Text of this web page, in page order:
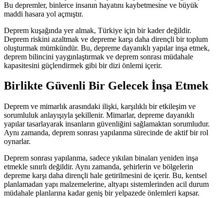
Bu depremler, binlerce insanın hayatını kaybetmesine ve büyük
maddi hasara yol açmıştır.
Deprem kuşağında yer almak, Türkiye için bir kader değildir.
Deprem riskini azaltmak ve depreme karşı daha dirençli bir toplum
oluşturmak mümkündür. Bu, depreme dayanıklı yapılar inşa etmek,
deprem bilincini yaygınlaştırmak ve deprem sonrası müdahale
kapasitesini güçlendirmek gibi bir dizi önlemi içerir.
Birlikte Güvenli Bir Gelecek İnşa Etmek
Deprem ve mimarlık arasındaki ilişki, karşılıklı bir etkileşim ve
sorumluluk anlayışıyla şekillenir. Mimarlar, depreme dayanıklı
yapılar tasarlayarak insanların güvenliğini sağlamaktan sorumludur.
Aynı zamanda, deprem sonrası yapılanma sürecinde de aktif bir rol
oynarlar.
Deprem sonrası yapılanma, sadece yıkılan binaları yeniden inşa
etmekle sınırlı değildir. Aynı zamanda, şehirlerin ve bölgelerin
depreme karşı daha dirençli hale getirilmesini de içerir. Bu, kentsel
planlamadan yapı malzemelerine, altyapı sistemlerinden acil durum
müdahale planlarına kadar geniş bir yelpazede önlemleri kapsar.